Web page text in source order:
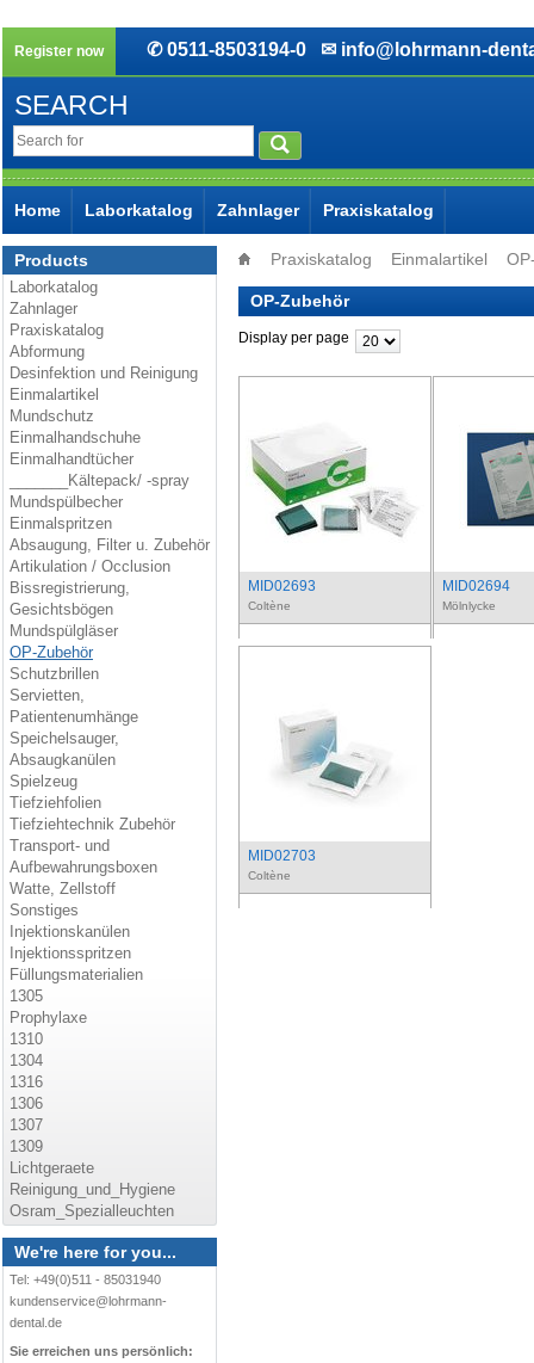
Register now ✆ 0511-8503194-0 ✉ info@lohrmann-
SEARCH
Home Laborkatalog Zahnlager Praxiskatalog
Products
Laborkatalog
Zahnlager
Praxiskatalog
Abformung
Desinfektion und Reinigung
Einmalartikel
Mundschutz
Einmalhandschuhe
Einmalhandtücher
_______Kältepack/ -spray
Mundspülbecher
Einmalspritzen
Absaugung, Filter u. Zubehör
Artikulation / Occlusion
Bissregistrierung,
Gesichtsbögen
Mundspülgläser
OP-Zubehör
Schutzbrillen
Servietten,
Patientenumhänge
Speichelsauger,
Absaugkanülen
Spielzeug
Tiefziehfolien
Tiefziehtechnik Zubehör
Transport- und
Aufbewahrungsboxen
Watte, Zellstoff
Sonstiges
Injektionskanülen
Injektionsspritzen
Füllungsmaterialien
1305
Prophylaxe
1310
1304
1316
1306
1307
1309
Lichtgeraete
Reinigung_und_Hygiene
Osram_Spezialleuchten
We're here for you...
Tel: +49(0)511 - 85031940
kundenservice@lohrmann-
dental.de
Sie erreichen uns persönlich:
Praxiskatalog Einmalartikel
OP-Zubehör
Display per page
MID02693
Coltène
MID02694
Mölnlycke
MID02703
Coltène